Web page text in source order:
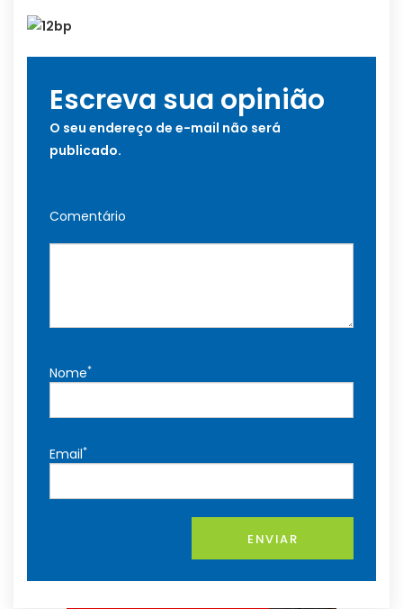
Escreva sua opinião
O seu endereço de e-mail não será
publicado.
Comentário
Nome*
Email*
ENVIAR